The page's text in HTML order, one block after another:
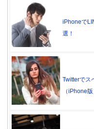
iPhoneで
選！
Twitterでス
（iPhone版